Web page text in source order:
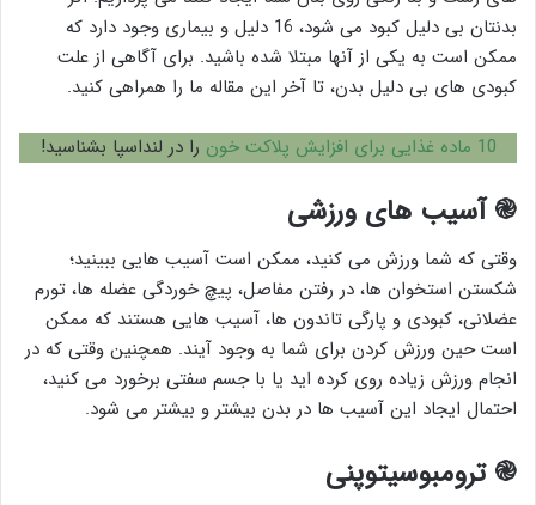
بدنتان بی دلیل کبود می شود، 16 دلیل و بیماری وجود دارد که
ممکن است به یکی از آنها مبتلا شده باشید. برای آگاهی از علت
کبودی های بی دلیل بدن، تا آخر این مقاله ما را همراهی کنید.
10 ماده غذایی برای افزایش پلاکت خون را در لنداسپا بشناسید!
֎آسیب های ورزشی
وقتی که شما ورزش می کنید، ممکن است آسیب هایی ببینید؛
شکستن استخوان ها، در رفتن مفاصل، پیچ خوردگی عضله ها، تورم
عضلانی، کبودی و پارگی تاندون ها، آسیب هایی هستند که ممکن
است حین ورزش کردن برای شما به وجود آیند. همچنین وقتی که در
انجام ورزش زیاده روی کرده اید یا با جسم سفتی برخورد می کنید،
احتمال ایجاد این آسیب ها در بدن بیشتر و بیشتر می شود.
֎ترومبوسیتوپنی